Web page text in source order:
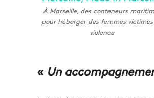
À Marseille, des conteneurs
pour héberger des femmes
violence
« Un